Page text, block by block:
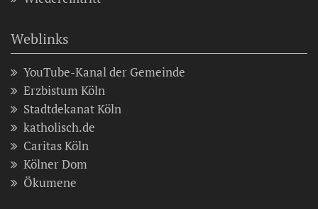
Weblinks
YouTube-Kanal der Gemeinde
Erzbistum Köln
Stadtdekanat Köln
katholisch.de
Caritas Köln
Kölner Dom
Ökumene